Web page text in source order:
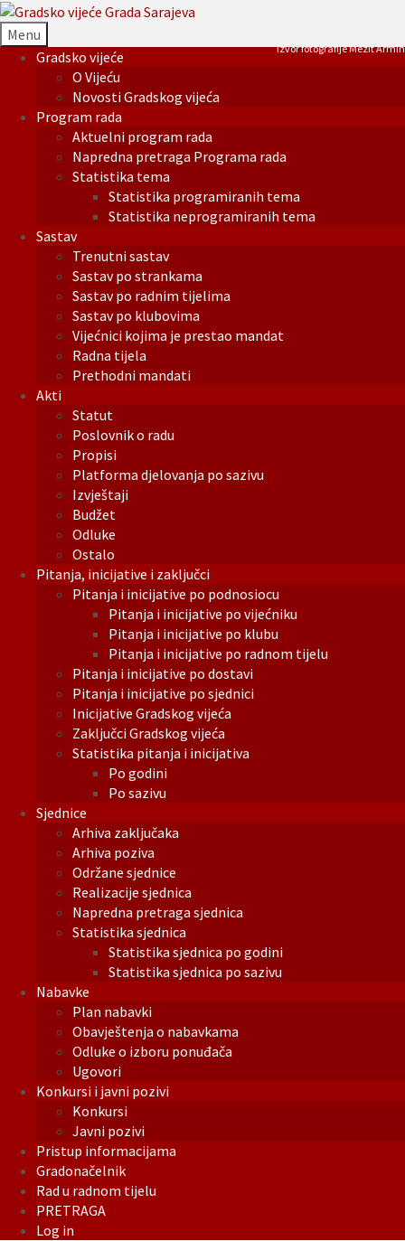
Menu
Gradsko vijeće
O Vijeću
Novosti Gradskog vijeća
Program rada
Aktuelni program rada
Napredna pretraga Programa rada
Statistika tema
Statistika programiranih tema
Statistika neprogramiranih tema
Sastav
Trenutni sastav
Sastav po strankama
Sastav po radnim tijelima
Sastav po klubovima
Vijećnici kojima je prestao mandat
Radna tijela
Prethodni mandati
Akti
Statut
Poslovnik o radu
Propisi
Platforma djelovanja po sazivu
Izvještaji
Budžet
Odluke
Ostalo
Pitanja, inicijative i zaključci
Pitanja i inicijative po podnosiocu
Pitanja i inicijative po vijećniku
Pitanja i inicijative po klubu
Pitanja i inicijative po radnom tijelu
Pitanja i inicijative po dostavi
Pitanja i inicijative po sjednici
Inicijative Gradskog vijeća
Zaključci Gradskog vijeća
Statistika pitanja i inicijativa
Po godini
Po sazivu
Sjednice
Arhiva zaključaka
Arhiva poziva
Održane sjednice
Realizacije sjednica
Napredna pretraga sjednica
Statistika sjednica
Statistika sjednica po godini
Statistika sjednica po sazivu
Nabavke
Plan nabavki
Obavještenja o nabavkama
Odluke o izboru ponuđača
Ugovori
Konkursi i javni pozivi
Konkursi
Javni pozivi
Pristup informacijama
Gradonačelnik
Rad u radnom tijelu
PRETRAGA
Log in
Izvor fotografije Mezit Armin